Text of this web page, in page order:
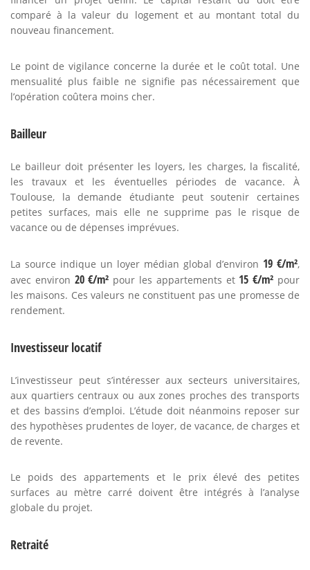
comparé à la valeur du logement et au montant total du
nouveau financement.
Le point de vigilance concerne la durée et le coût total. Une
mensualité plus faible ne signifie pas nécessairement que
l’opération coûtera moins cher.
Bailleur
Le bailleur doit présenter les loyers, les charges, la fiscalité,
les travaux et les éventuelles périodes de vacance. À
Toulouse, la demande étudiante peut soutenir certaines
petites surfaces, mais elle ne supprime pas le risque de
vacance ou de dépenses imprévues.
La source indique un loyer médian global d’environ 19 €/m²,
avec environ 20 €/m² pour les appartements et 15 €/m² pour
les maisons. Ces valeurs ne constituent pas une promesse de
rendement.
Investisseur locatif
L’investisseur peut s’intéresser aux secteurs universitaires,
aux quartiers centraux ou aux zones proches des transports
et des bassins d’emploi. L’étude doit néanmoins reposer sur
des hypothèses prudentes de loyer, de vacance, de charges et
de revente.
Le poids des appartements et le prix élevé des petites
surfaces au mètre carré doivent être intégrés à l’analyse
globale du projet.
Retraité